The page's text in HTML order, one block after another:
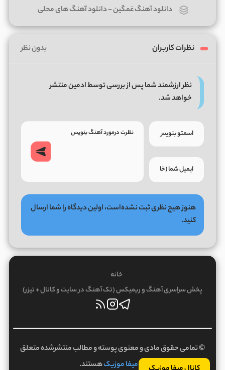
دانلود آهنگ غمگین-دانلود آهنگ های محلی
نظرات کاربران بدون نظر
نظر ارزشمند شما پس از بررسی توسط ادمین منتشر
خواهد شد.
هنوز هیچ نظری ثبت نشده‌است، اولین دیدگاه را شما ارسال
کنید.
خانه
پخش سراسری آهنگ و ریمیکس (تک آهنگ در سایت و کانال + تیزر)
© تمامی حقوق مادی و معنوی پوسته و مطالب منتشرشده متعلق
بهمیفا موزیکهستند.